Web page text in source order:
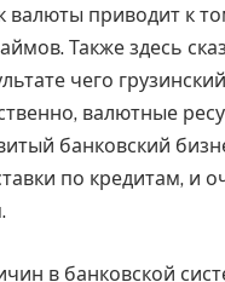
приводит к
Также здесь
чего
валютные
банковский
по кредитам, и
в банковской